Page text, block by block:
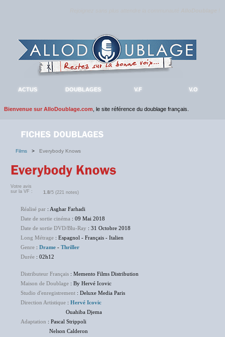
ACTUS DOUBLAGES V.F V.O
Bienvenue sur AlloDoublage.com , le site référence du doublage français.
Films > Everybody Knows
Votre avis
sur la VF :
1.8/5 (221 notes)
Réalisé par : Asghar Farhadi
Date de sortie cinéma : 09 Mai 2018
Date de sortie DVD/Blu-Ray : 31 Octobre 2018
Long Métrage : Espagnol - Français - Italien
Genre : Drame - Thriller
Durée : 02h12
Distributeur Français : Memento Films Distribution
Maison de Doublage : By Hervé Icovic
Studio d'enregistrement : Deluxe Media Paris
Direction Artistique : Hervé Icovic
Ouahiba Djema
Adaptation : Pascal Strippoli
Nelson Calderon